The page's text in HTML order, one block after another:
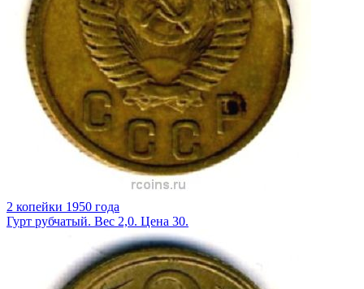
2 копейки 1950 года
Гурт рубчатый. Вес 2,0. Цена 30.